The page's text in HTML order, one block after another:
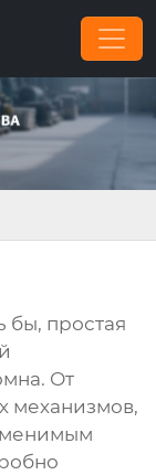
бы, простая
От
механизмов,